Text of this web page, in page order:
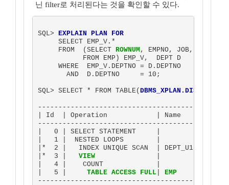
닌 filter로 처리된다는 것을 확인할 수 있다.
SQL> EXPLAIN PLAN FOR
     SELECT EMP_V.*
     FROM  (SELECT
ROWNUM, EMPNO, JOB,
           FROM EMP) EMP_V,  DEPT D
     WHERE  EMP_V.DEPTNO = D.DEPTNO
       AND  D.DEPTNO     = 10;
SQL> SELECT * FROM TABLE(DBMS_XPLAN.DISPLAY
| Id  | Operation            | Name    | Rows
|   0 | SELECT STATEMENT     |         |
|   1 |  NESTED LOOPS        |         |
|*  2 |   INDEX UNIQUE SCAN  |
|*  3 | VIEW
|         |
|   4 |    COUNT             |         |
|   5 | TABLE ACCESS FULL| EMP
|